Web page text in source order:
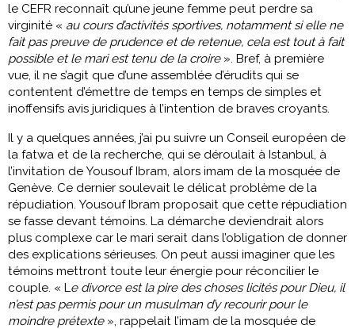
le CEFR reconnaît qu’une jeune femme peut perdre sa
virginité « au cours d’activités sportives, notamment si elle ne
fait pas preuve de prudence et de retenue, cela est tout à fait
possible et le mari est tenu de la croire ». Bref, à première
vue, il ne s’agit que d’une assemblée d’érudits qui se
contentent d’émettre de temps en temps de simples et
inoffensifs avis juridiques à l’intention de braves croyants.
Il y a quelques années, j’ai pu suivre un Conseil européen de
la fatwa et de la recherche, qui se déroulait à Istanbul, à
l’invitation de Yousouf Ibram, alors imam de la mosquée de
Genève. Ce dernier soulevait le délicat problème de la
répudiation. Yousouf Ibram proposait que cette répudiation
se fasse devant témoins. La démarche deviendrait alors
plus complexe car le mari serait dans l’obligation de donner
des explications sérieuses. On peut aussi imaginer que les
témoins mettront toute leur énergie pour réconcilier le
couple. « Le divorce est la pire des choses licités pour Dieu, il
n’est pas permis pour un musulman d’y recourir pour le
moindre prétexte», rappelait l’imam de la mosquée de